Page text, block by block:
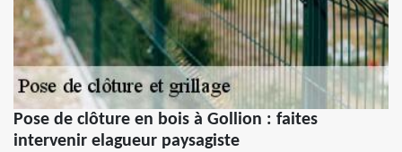
Pose de clôture en bois à Gollion : faites
intervenir elagueur paysagiste